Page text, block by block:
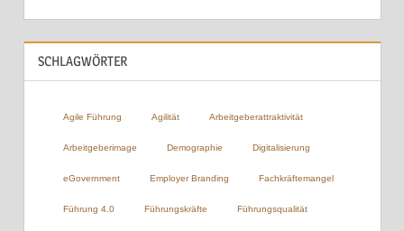
SCHLAGWÖRTER
Agile Führung Agilität Arbeitgeberattraktivität
Arbeitgeberimage Demographie Digitalisierung
eGovernment Employer Branding Fachkräftemangel
Führung 4.0 Führungskräfte Führungsqualität